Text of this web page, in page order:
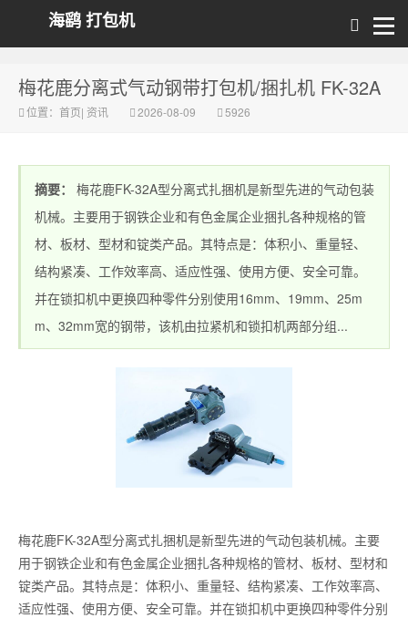
海鹞 打包机
梅花鹿分离式气动钢带打包机/捆扎机 FK-32A
位置： 首页| 资讯 2026-08-09 5926
摘要：
梅花鹿FK-32A型分离式扎捆机是新型先进的气动包装
机械。主要用于钢铁企业和有色金属企业捆扎各种规格的管
材、板材、型材和锭类产品。其特点是：体积小、重量轻、
结构紧凑、工作效率高、适应性强、使用方便、安全可靠。
并在锁扣机中更换四种零件分别使用16mm、19mm、25m
m、32mm宽的钢带，该机由拉紧机和锁扣机两部分组...
梅花鹿FK-32A型分离式扎捆机是新型先进的气动包装机械。主要
用于钢铁企业和有色金属企业捆扎各种规格的管材、板材、型材和
锭类产品。其特点是：体积小、重量轻、结构紧凑、工作效率高、
适应性强、使用方便、安全可靠。并在锁扣机中更换四种零件分别